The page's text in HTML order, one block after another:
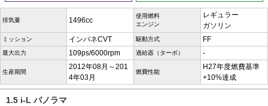
排気量 1496cc
使用燃料
エンジン
レギュラー
ガソリン
ミッション インパネCVT 駆動方式 FF
最大出力 109ps/6000rpm 過給器（ターボ） -
生産期間
2012年08月～201
4年03月
燃費性能
H27年度燃費基準
+10%達成
1.5 i-L パノラマ